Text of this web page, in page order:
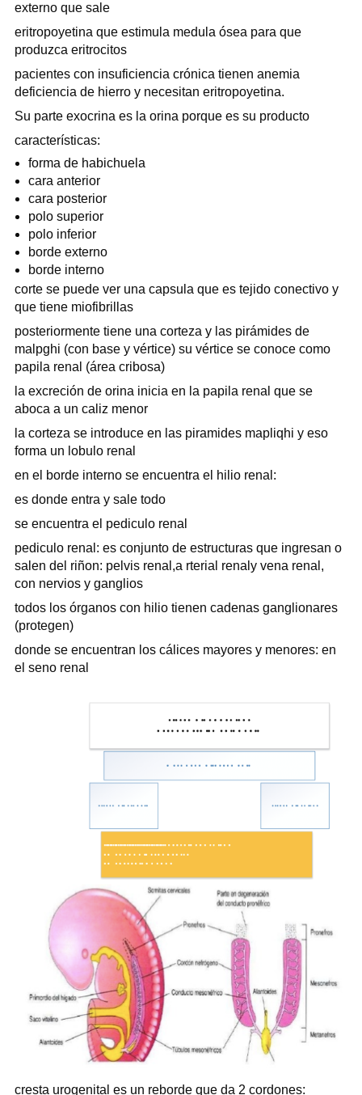
externo que sale
eritropoyetina que estimula medula ósea para que
produzca eritrocitos
pacientes con insuficiencia crónica tienen anemia
deficiencia de hierro y necesitan eritropoyetina.
Su parte exocrina es la orina porque es su producto
características:
forma de habichuela
cara anterior
cara posterior
polo superior
polo inferior
borde externo
borde interno
corte se puede ver una capsula que es tejido conectivo y
que tiene miofibrillas
posteriormente tiene una corteza y las pirámides de
malpghi (con base y vértice) su vértice se conoce como
papila renal (área cribosa)
la excreción de orina inicia en la papila renal que se
aboca a un caliz menor
la corteza se introduce en las piramides mapliqhi y eso
forma un lobulo renal
en el borde interno se encuentra el hilio renal:
es donde entra y sale todo
se encuentra el pediculo renal
pediculo renal: es conjunto de estructuras que ingresan o
salen del riñon: pelvis renal,a rterial renaly vena renal,
con nervios y ganglios
todos los órganos con hilio tienen cadenas ganglionares
(protegen)
donde se encuentran los cálices mayores y menores: en
el seno renal
cresta urogenital es un reborde que da 2 cordones: